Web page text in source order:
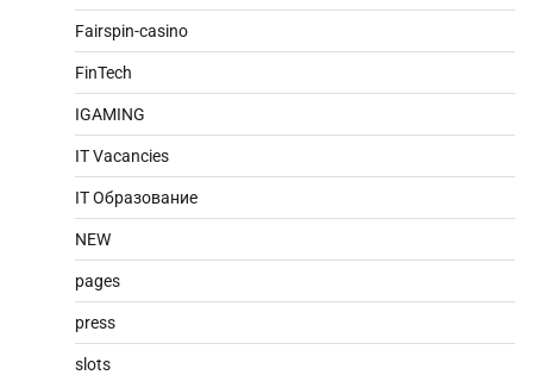
Fairspin-casino
FinTech
IGAMING
IT Vacancies
IT Образование
NEW
pages
press
slots